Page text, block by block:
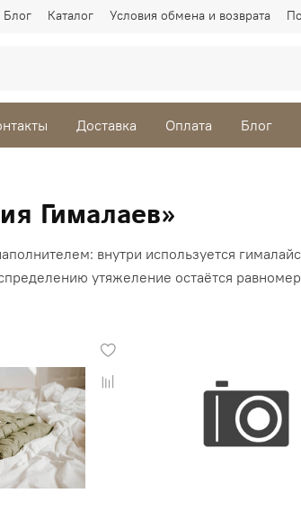
Блог Каталог Условия обмена и возврата
Доставка Оплата Блог
Гималаев»
внутри используется
утяжеление остаётся